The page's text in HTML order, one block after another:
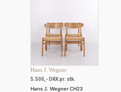
Hans J. Wegner
5.500,- DKK pr. stk.
Hans J. Wegner CH23